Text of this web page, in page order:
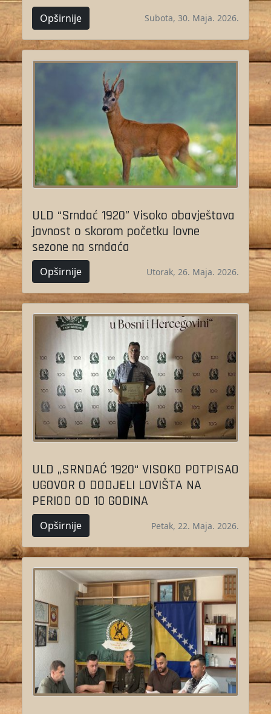
Opširnije Subota, 30. Maja. 2026.
ULD “Srndać 1920” Visoko obavještava
javnost o skorom početku lovne
sezone na srndaća
Opširnije Utorak, 26. Maja. 2026.
ULD „SRNDAĆ 1920“ VISOKO POTPISAO
UGOVOR O DODJELI LOVIŠTA NA
PERIOD OD 10 GODINA
Opširnije Petak, 22. Maja. 2026.